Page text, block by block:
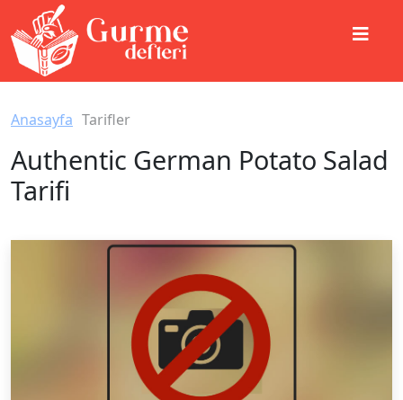
Anasayfa Tarifler
Authentic German Potato Salad
Tarifi